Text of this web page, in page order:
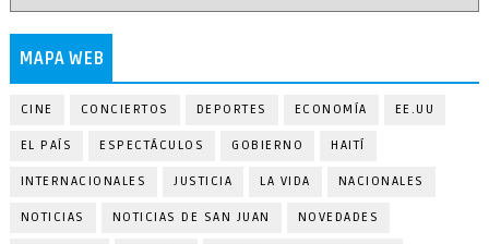
MAPA WEB
CINE CONCIERTOS DEPORTES ECONOMÍA EE.UU
EL PAÍS ESPECTÁCULOS GOBIERNO HAITÍ
INTERNACIONALES JUSTICIA LA VIDA NACIONALES
NOTICIAS NOTICIAS DE SAN JUAN NOVEDADES